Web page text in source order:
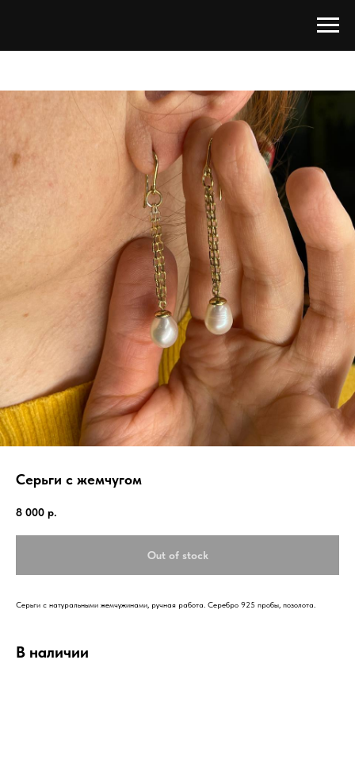
Серьги с жемчугом
8 000 р.
Out of stock
Серьги с натуральными жемчужинами, ручная работа. Серебро 925 пробы, позолота.
В наличии